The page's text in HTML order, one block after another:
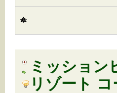
傘
ミッション
リゾート